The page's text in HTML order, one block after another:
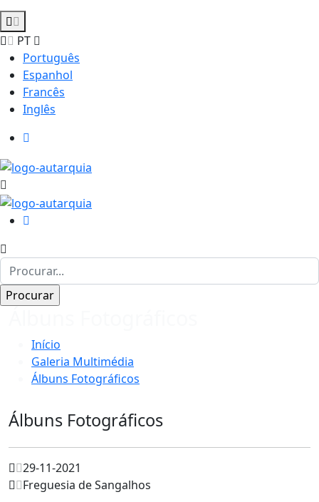
PT
Português
Espanhol
Francês
Inglês
Início
Galeria Multimédia
Álbuns Fotográficos
Álbuns Fotográficos
29-11-2021
Freguesia de Sangalhos